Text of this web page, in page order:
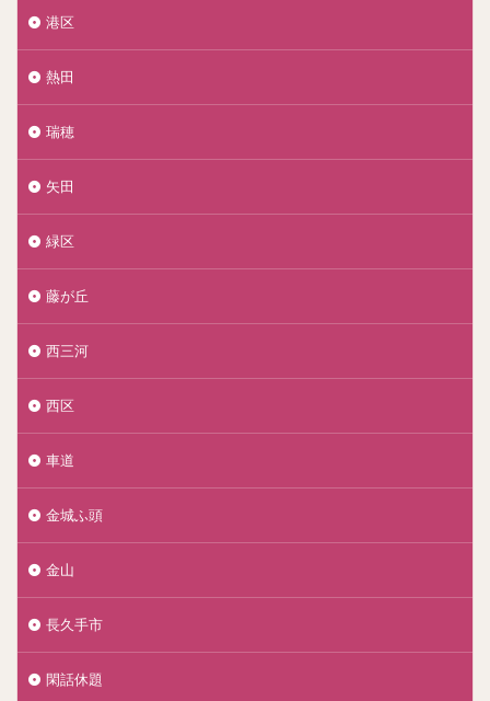
港区
熱田
瑞穂
矢田
緑区
藤が丘
西三河
西区
車道
金城ふ頭
金山
長久手市
閑話休題